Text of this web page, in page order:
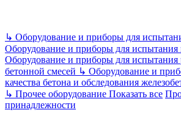
↳ Оборудование и приборы для
Оборудование и приборы для испытания
Оборудование и приборы для испытания
бетонной смесей ↳ Оборудование и
качества бетона и обследования
↳ Прочее оборудование Показать все
принадлежности